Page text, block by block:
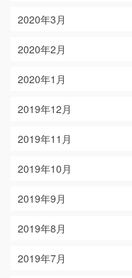
2020年3月
2020年2月
2020年1月
2019年12月
2019年11月
2019年10月
2019年9月
2019年8月
2019年7月